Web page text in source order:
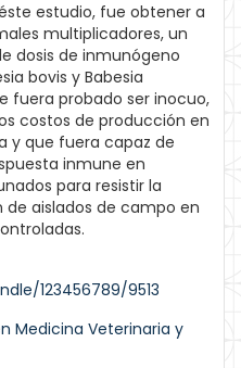
estudio, fue obtener a
multiplicadores, un
dosis de inmunógeno
bovis y Babesia
fuera probado ser inocuo,
costos de producción en
y que fuera capaz de
inmune en
para resistir la
aislados de campo en
123456789/9513
Medicina Veterinaria y